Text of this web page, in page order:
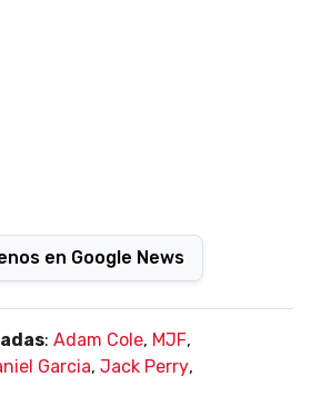
en Google News
: Adam Cole, MJF,
Garcia, Jack Perry,